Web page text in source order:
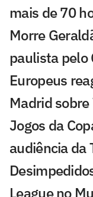
mais de 70
Morre
paulista pelo
Europeus
Madrid
Jogos da
audiência da
League no